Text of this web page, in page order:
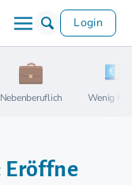
Login
Nebenberuflich Wenig
Eröffne